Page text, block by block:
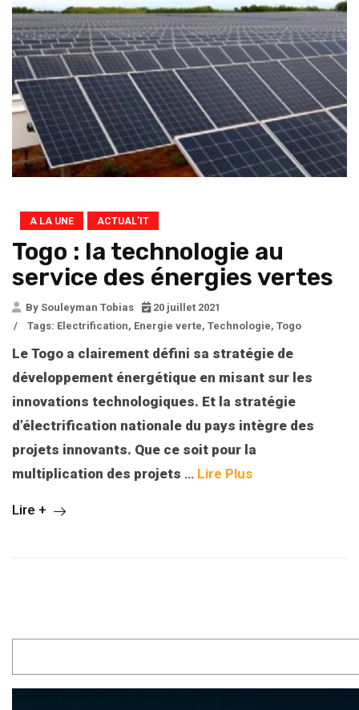
A LA UNE ACTUAL’IT
Togo : la technologie au
service des énergies vertes
By Souleyman Tobias
20 juillet 2021
/
Tags: Electrification, Energie verte, Technologie, Togo
Le Togo a clairement défini sa stratégie de
développement énergétique en misant sur les
innovations technologiques. Et la stratégie
d’électrification nationale du pays intègre des
projets innovants. Que ce soit pour la
multiplication des projets … Lire Plus
Lire +